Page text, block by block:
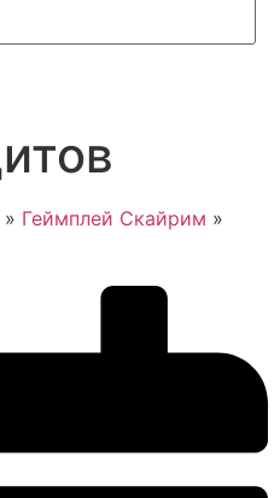
» Геймплей Скайрим »